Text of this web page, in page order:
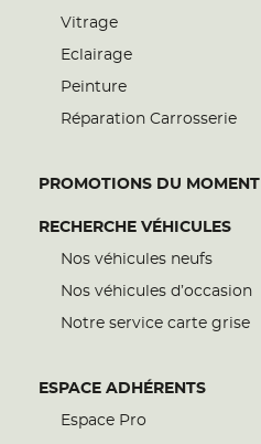
Vitrage
Eclairage
Peinture
Réparation Carrosserie
PROMOTIONS DU MOMENT
RECHERCHE VÉHICULES
Nos véhicules neufs
Nos véhicules d’occasion
Notre service carte grise
ESPACE ADHÉRENTS
Espace Pro